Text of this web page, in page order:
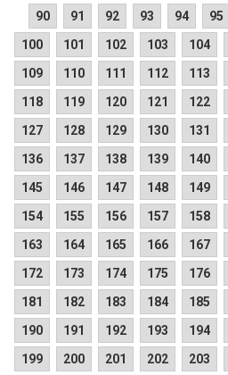
90
91 92 93 94 95
100
101 102 103 104
109
110 111 112 113
118
119 120 121 122
127
128 129 130 131
136
137 138 139 140
145
146 147 148 149
154
155 156 157 158
163
164 165 166 167
172
173 174 175 176
181
182 183 184 185
190
191 192 193 194
199
200 201 202 203